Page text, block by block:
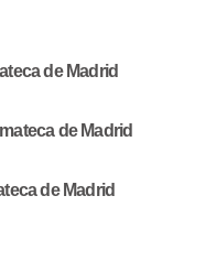
de Madrid
de Madrid
de Madrid